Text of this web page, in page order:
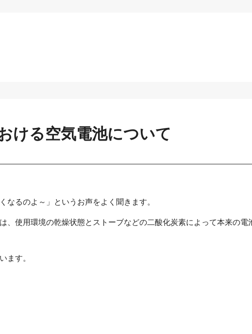
ける空気電池について
なるのよ～」というお声をよく聞きます。
、使用環境の乾燥状態とストーブなどの二酸化炭素によって本来の電
ます。